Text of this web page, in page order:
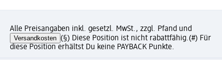
Alle Preisangaben inkl. gesetzl. MwSt., zzgl. Pfand und
Versandkosten (§) Diese Position ist nicht rabattfähig.(#) Für
diese Position erhältst Du keine PAYBACK Punkte.